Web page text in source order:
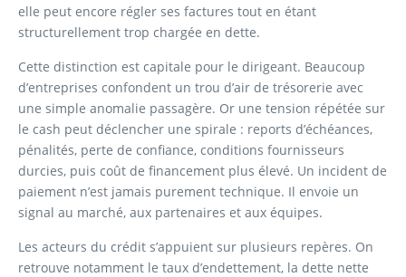
elle peut encore régler ses factures tout en étant
structurellement trop chargée en dette.
Cette distinction est capitale pour le dirigeant. Beaucoup
d’entreprises confondent un trou d’air de trésorerie avec
une simple anomalie passagère. Or une tension répétée sur
le cash peut déclencher une spirale : reports d’échéances,
pénalités, perte de confiance, conditions fournisseurs
durcies, puis coût de financement plus élevé. Un incident de
paiement n’est jamais purement technique. Il envoie un
signal au marché, aux partenaires et aux équipes.
Les acteurs du crédit s’appuient sur plusieurs repères. On
retrouve notamment le taux d’endettement, la dette nette